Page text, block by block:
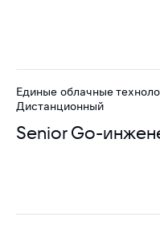
Senior Go-
Единые облачные
Дистанционный